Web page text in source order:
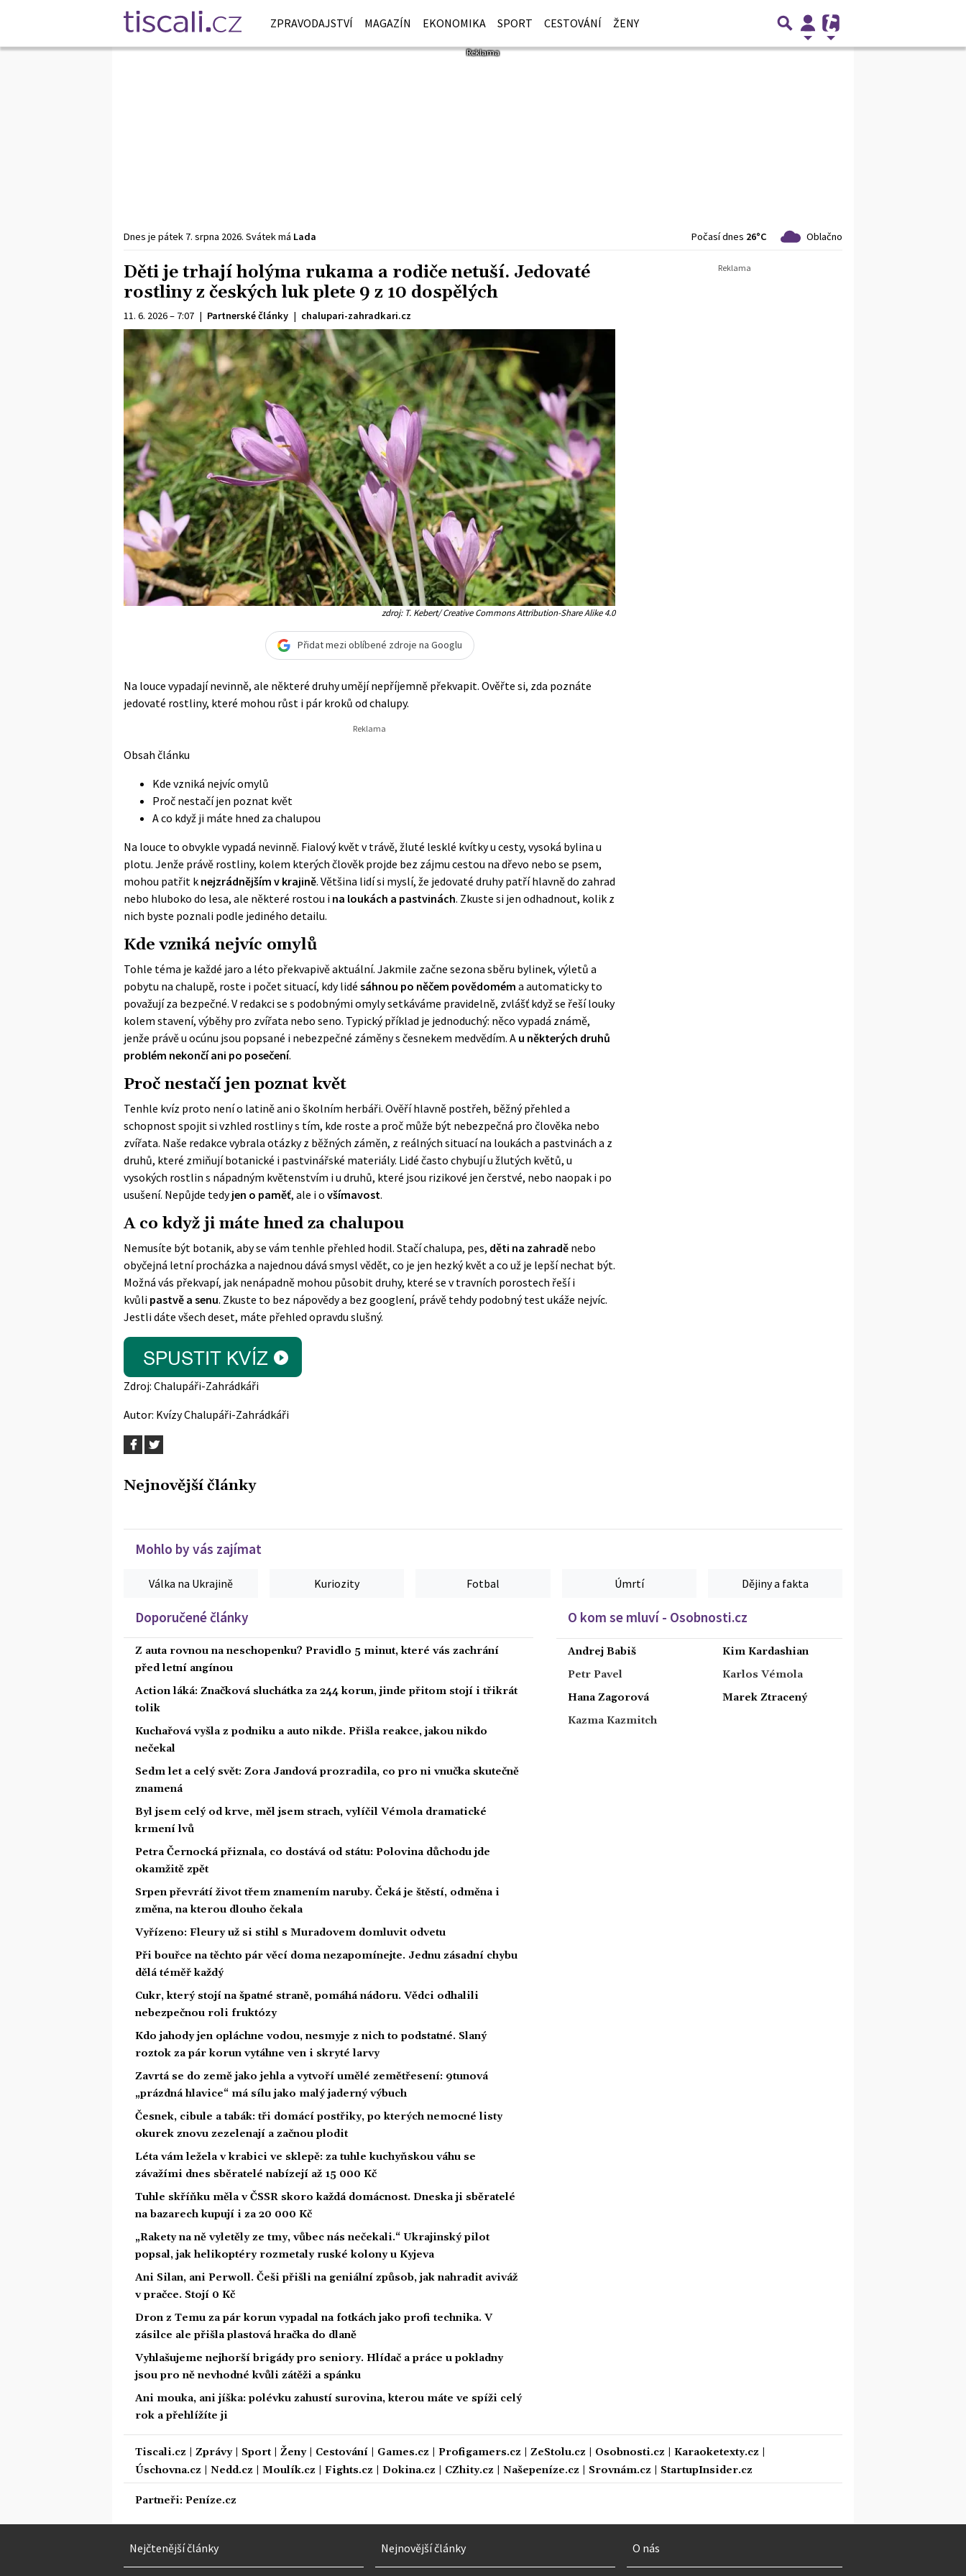
ZPRAVODAJSTVÍ MAGAZÍN EKONOMIKA SPORT CESTOVÁNÍ ŽENY
Dnes je pátek 7. srpna 2026. Svátek má Lada Počasí dnes 26°C Oblačno
Děti je trhají holýma rukama a rodiče netuší. Jedovaté
rostliny z českých luk plete 9 z 10 dospělých
11. 6. 2026 – 7:07 | Partnerské články | chalupari-zahradkari.cz
zdroj: T. Kebert/ Creative Commons Attribution-Share Alike 4.0
Přidat mezi oblíbené zdroje na Googlu
Na louce vypadají nevinně, ale některé druhy umějí nepříjemně překvapit. Ověřte si, zda poznáte
jedovaté rostliny, které mohou růst i pár kroků od chalupy.
Obsah článku
Kde vzniká nejvíc omylů
Proč nestačí jen poznat květ
A co když ji máte hned za chalupou
Na louce to obvykle vypadá nevinně. Fialový květ v trávě, žluté lesklé kvítky u cesty, vysoká bylina u
plotu. Jenže právě rostliny, kolem kterých člověk projde bez zájmu cestou na dřevo nebo se psem,
mohou patřit k nejzrádnějším v krajině. Většina lidí si myslí, že jedovaté druhy patří hlavně do zahrad
nebo hluboko do lesa, ale některé rostou i na loukách a pastvinách. Zkuste si jen odhadnout, kolik z
nich byste poznali podle jediného detailu.
Kde vzniká nejvíc omylů
Tohle téma je každé jaro a léto překvapivě aktuální. Jakmile začne sezona sběru bylinek, výletů a
pobytu na chalupě, roste i počet situací, kdy lidé sáhnou po něčem povědomém a automaticky to
považují za bezpečné. V redakci se s podobnými omyly setkáváme pravidelně, zvlášť když se řeší louky
kolem stavení, výběhy pro zvířata nebo seno. Typický příklad je jednoduchý: něco vypadá známě,
jenže právě u ocúnu jsou popsané i nebezpečné záměny s česnekem medvědím. A u některých druhů
problém nekončí ani po posečení.
Proč nestačí jen poznat květ
Tenhle kvíz proto není o latině ani o školním herbáři. Ověří hlavně postřeh, běžný přehled a
schopnost spojit si vzhled rostliny s tím, kde roste a proč může být nebezpečná pro člověka nebo
zvířata. Naše redakce vybrala otázky z běžných záměn, z reálných situací na loukách a pastvinách a z
druhů, které zmiňují botanické i pastvinářské materiály. Lidé často chybují u žlutých květů, u
vysokých rostlin s nápadným květenstvím i u druhů, které jsou rizikové jen čerstvé, nebo naopak i po
usušení. Nepůjde tedyjen o paměť, ale i o všímavost.
A co když ji máte hned za chalupou
Nemusíte být botanik, aby se vám tenhle přehled hodil. Stačí chalupa, pes, děti na zahradě nebo
obyčejná letní procházka a najednou dává smysl vědět, co je jen hezký květ a co už je lepší nechat být.
Možná vás překvapí, jak nenápadně mohou působit druhy, které se v travních porostech řeší i
kvůli pastvě a senu. Zkuste to bez nápovědy a bez googlení, právě tehdy podobný test ukáže nejvíc.
Jestli dáte všech deset, máte přehled opravdu slušný.
Zdroj: Chalupáři-Zahrádkáři
Autor: Kvízy Chalupáři-Zahrádkáři
Nejnovější články
Mohlo by vás zajímat
Válka na Ukrajině Kuriozity Fotbal Úmrtí Dějiny a fakta
Doporučené články
Z auta rovnou na neschopenku? Pravidlo 5 minut, které vás zachrání
před letní angínou
Action láká: Značková sluchátka za 244 korun, jinde přitom stojí i třikrát
tolik
Kuchařová vyšla z podniku a auto nikde. Přišla reakce, jakou nikdo
nečekal
Sedm let a celý svět: Zora Jandová prozradila, co pro ni vnučka skutečně
znamená
Byl jsem celý od krve, měl jsem strach, vylíčil Vémola dramatické
krmení lvů
Petra Černocká přiznala, co dostává od státu: Polovina důchodu jde
okamžitě zpět
Srpen převrátí život třem znamením naruby. Čeká je štěstí, odměna i
změna, na kterou dlouho čekala
Vyřízeno: Fleury už si stihl s Muradovem domluvit odvetu
Při bouřce na těchto pár věcí doma nezapomínejte. Jednu zásadní chybu
dělá téměř každý
Cukr, který stojí na špatné straně, pomáhá nádoru. Vědci odhalili
nebezpečnou roli fruktózy
Kdo jahody jen opláchne vodou, nesmyje z nich to podstatné. Slaný
roztok za pár korun vytáhne ven i skryté larvy
Zavrtá se do země jako jehla a vytvoří umělé zemětřesení: 9tunová
„prázdná hlavice“ má sílu jako malý jaderný výbuch
Česnek, cibule a tabák: tři domácí postřiky, po kterých nemocné listy
okurek znovu zezelenají a začnou plodit
Léta vám ležela v krabici ve sklepě: za tuhle kuchyňskou váhu se
závažími dnes sběratelé nabízejí až 15 000 Kč
Tuhle skříňku měla v ČSSR skoro každá domácnost. Dneska ji sběratelé
na bazarech kupují i za 20 000 Kč
„Rakety na ně vyletěly ze tmy, vůbec nás nečekali.“ Ukrajinský pilot
popsal, jak helikoptéry rozmetaly ruské kolony u Kyjeva
Ani Silan, ani Perwoll. Češi přišli na geniální způsob, jak nahradit aviváž
v pračce. Stojí 0 Kč
Dron z Temu za pár korun vypadal na fotkách jako profi technika. V
zásilce ale přišla plastová hračka do dlaně
Vyhlašujeme nejhorší brigády pro seniory. Hlídač a práce u pokladny
jsou pro ně nevhodné kvůli zátěži a spánku
Ani mouka, ani jíška: polévku zahustí surovina, kterou máte ve spíži celý
rok a přehlížíte ji
O kom se mluví - Osobnosti.cz
Andrej Babiš
Petr Pavel
Hana Zagorová
Kazma Kazmitch
Kim Kardashian
Karlos Vémola
Marek Ztracený
Tiscali.cz Zprávy| Sport| Ženy| Cestování Games.cz Profigamers.cz ZeStolu.cz Osobnosti.cz Karaoketexty.cz
Úschovna.cz
Nedd.cz Moulík.cz Fights.cz Dokina.cz CZhity.cz Našepeníze.cz Srovnám.cz StartupInsider.cz
Partneři: Peníze.cz
Nejčtenější články Nejnovější články O nás